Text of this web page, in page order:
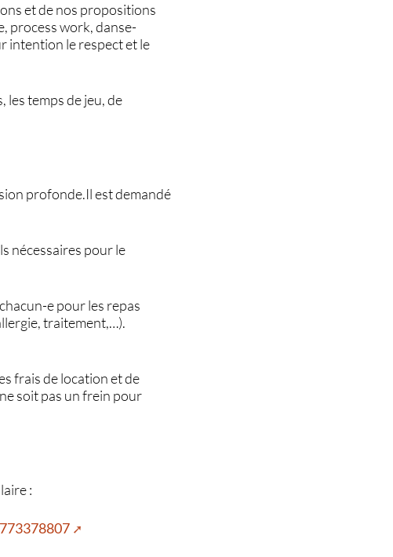
et de nos propositions
process work, danse-
intention le respect et le
les temps de jeu, de
profonde.Il est demandé
nécessaires pour le
e pour les repas
traitement,…).
frais de location et de
soit pas un frein pour
: